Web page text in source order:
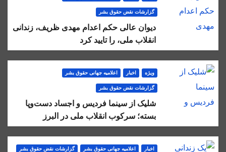
گزارشات نقض حقوق بشر
دیوان عالی حکم اعدام مهدی ظریف، زندانی
انقلاب ملی، را تایید کرد
ویژه اخبار اعلاميه جهانی حقوق بشر
گزارشات نقض حقوق بشر
شلیک از سینما فردیس و اجساد دست‌وپا
بسته؛ سرکوب انقلاب ملی در البرز
اخبار اعلاميه جهانی حقوق بشر گزارشات نقض حقوق بشر